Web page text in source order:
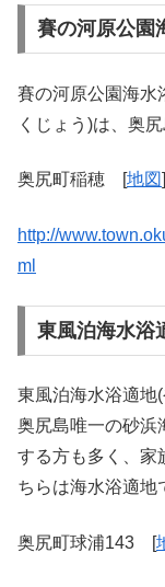
賽の河原公園
賽の河原公園海水
くじょう)は、奥
奥尻町稲穂 [地図]
http://
ml
東風泊海水浴
東風泊海水浴適地
奥尻島唯一の砂浜
する方も多く、家
ちらは海水浴適地
奥尻町球浦143 [